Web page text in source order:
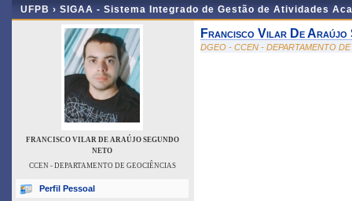
UFPB › SIGAA - Sistema Integrado de Gestão de Atividades
FRANCISCO VILAR DE ARAÚJO SEGUNDO
NETO
CCEN - DEPARTAMENTO DE GEOCIÊNCIAS
Perfil Pessoal
Francisco Vilar De Araújo
DGEO - CCEN - DEPARTAMENTO